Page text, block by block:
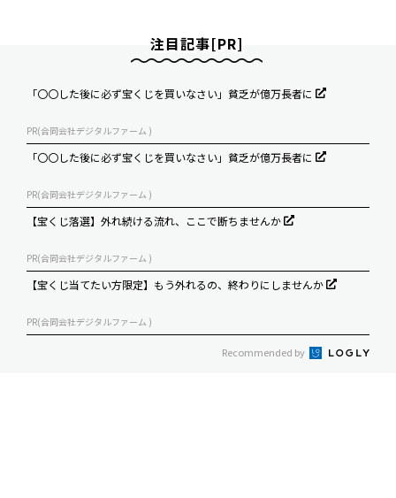
注目記事[PR]
「〇〇した後に必ず宝くじを買いなさい」貧乏が億万長者に
PR(合同会社デジタルファーム )
「〇〇した後に必ず宝くじを買いなさい」貧乏が億万長者に
PR(合同会社デジタルファーム )
【宝くじ落選】外れ続ける流れ、ここで断ちませんか
PR(合同会社デジタルファーム )
【宝くじ当てたい方限定】もう外れるの、終わりにしませんか
PR(合同会社デジタルファーム )
Recommended by